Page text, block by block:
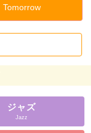
Tomorrow
ジャズ
Jazz